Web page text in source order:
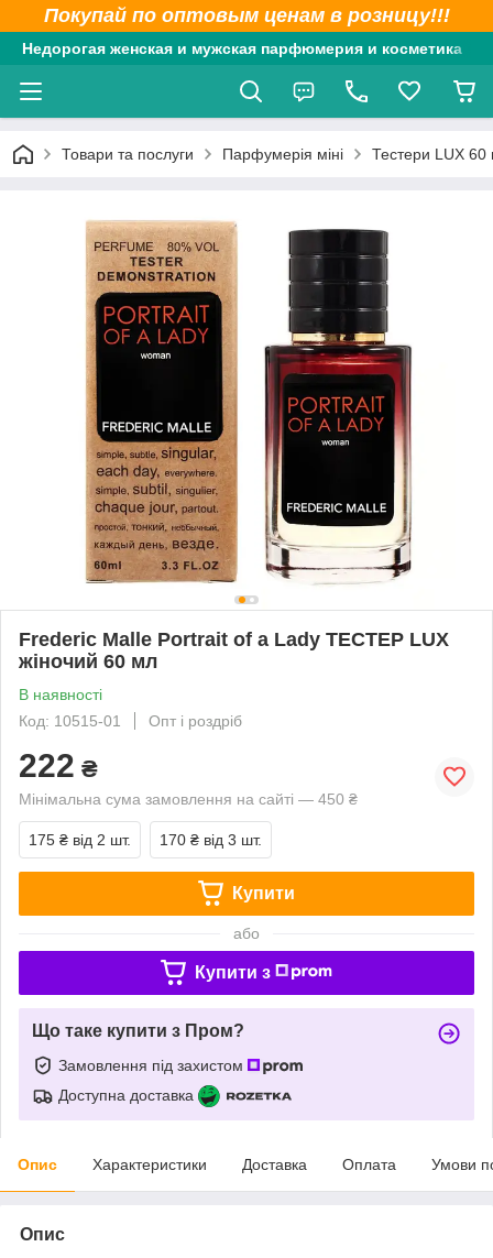
Покупай по оптовым ценам в розницу!!!
Недорогая женская и мужская парфюмерия и косметика
Товари та послуги Парфумерія міні Тестери LUX 60
Frederic Malle Portrait of a Lady ТЕСТЕР LUX
жіночий 60 мл
В наявності
Код: 10515-01
Опт і роздріб
222 ₴
Мінімальна сума замовлення на сайті — 450 ₴
175 ₴ від 2 шт. 170 ₴ від 3 шт.
Купити
або
Купити з
Що таке купити з Пром?
Замовлення під захистом
Доступна доставка
Опис Характеристики Доставка Оплата Умови
Опис